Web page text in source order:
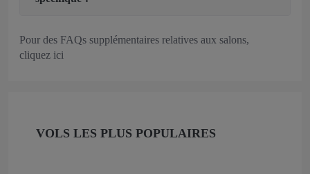
Pour des FAQs supplémentaires relatives aux salons,
cliquez ici
VOLS LES PLUS POPULAIRES